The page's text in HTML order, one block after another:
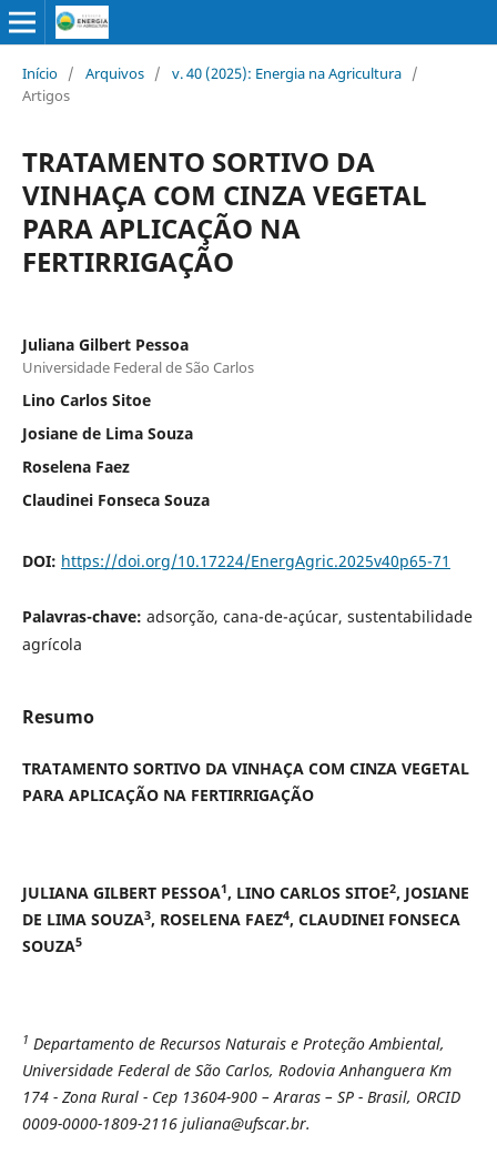
Início / Arquivos / v. 40 (2025): Energia na Agricultura /
Artigos
TRATAMENTO SORTIVO DA
VINHAÇA COM CINZA VEGETAL
PARA APLICAÇÃO NA
FERTIRRIGAÇÃO
Juliana Gilbert Pessoa
Universidade Federal de São Carlos
Lino Carlos Sitoe
Josiane de Lima Souza
Roselena Faez
Claudinei Fonseca Souza
DOI: https://doi.org/10.17224/EnergAgric.2025v40p65-71
Palavras-chave: adsorção, cana-de-açúcar, sustentabilidade
agrícola
Resumo
TRATAMENTO SORTIVO DA VINHAÇA COM CINZA VEGETAL
PARA APLICAÇÃO NA FERTIRRIGAÇÃO
JULIANA GILBERT PESSOA1, LINO CARLOS SITOE2, JOSIANE
DE LIMA SOUZA3, ROSELENA FAEZ4, CLAUDINEI FONSECA
SOUZA5
1 Departamento de Recursos Naturais e Proteção Ambiental,
Universidade Federal de São Carlos, Rodovia Anhanguera Km
174 - Zona Rural - Cep 13604-900 – Araras – SP - Brasil, ORCID
0009-0000-1809-2116 juliana@ufscar.br.